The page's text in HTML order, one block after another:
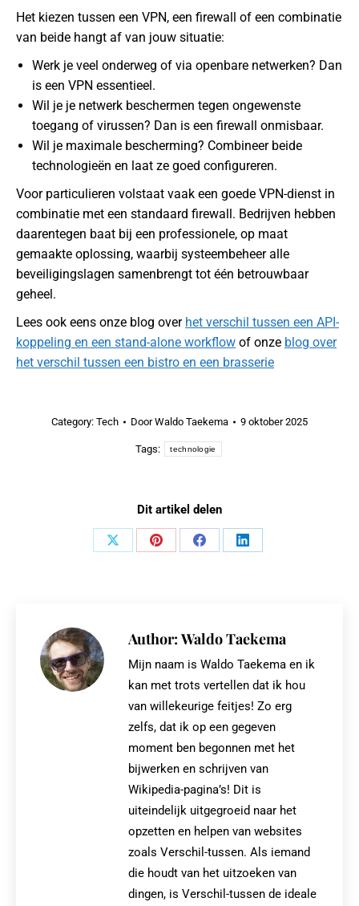
Het kiezen tussen een VPN, een firewall of een combinatie
van beide hangt af van jouw situatie:
Werk je veel onderweg of via openbare netwerken? Dan
is een VPN essentieel.
Wil je je netwerk beschermen tegen ongewenste
toegang of virussen? Dan is een firewall onmisbaar.
Wil je maximale bescherming? Combineer beide
technologieën en laat ze goed configureren.
Voor particulieren volstaat vaak een goede VPN-dienst in
combinatie met een standaard firewall. Bedrijven hebben
daarentegen baat bij een professionele, op maat
gemaakte oplossing, waarbij systeembeheer alle
beveiligingslagen samenbrengt tot één betrouwbaar
geheel.
Lees ook eens onze blog over het verschil tussen een API-
koppeling en een stand-alone workflow of onze blog over
het verschil tussen een bistro en een brasserie
Category: Tech DoorWaldo Taekema 9 oktober 2025
Tags: technologie
Dit artikel delen
Share
Share
Share
Share
Author: Waldo Taekema
Mijn naam is Waldo Taekema en ik
kan met trots vertellen dat ik hou
van willekeurige feitjes! Zo erg
zelfs, dat ik op een gegeven
moment ben begonnen met het
bijwerken en schrijven van
Wikipedia-pagina’s! Dit is
uiteindelijk uitgegroeid naar het
opzetten en helpen van websites
zoals Verschil-tussen. Als iemand
die houdt van het uitzoeken van
dingen, is Verschil-tussen de ideale